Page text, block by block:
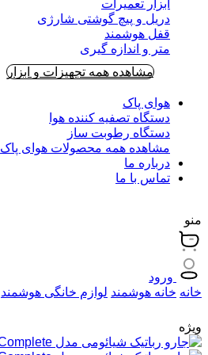
ابزار تعمیرات
دریل و پیچ گوشتی شارژی
قفل هوشمند
متر و اندازه گیری
مشاهده همه تجهیزات و ابزار
هوای پاک
دستگاه تصفیه کننده هوا
دستگاه رطوبت ساز
مشاهده همه محصولات هوای پاک
درباره ما
تماس با ما
منو
ورود
خانه خانه هوشمند لوازم خانگی هوشمند
ویژه